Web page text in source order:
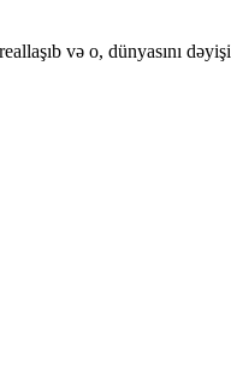
və o, dünyasını